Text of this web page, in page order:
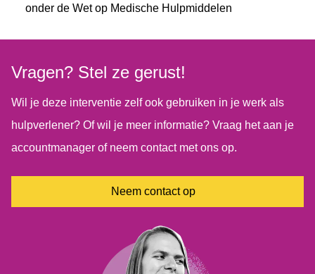
onder de Wet op Medische Hulpmiddelen
Vragen? Stel ze gerust!
Wil je deze interventie zelf ook gebruiken in je werk als
hulpverlener? Of wil je meer informatie? Vraag het aan je
accountmanager of neem contact met ons op.
Neem contact op